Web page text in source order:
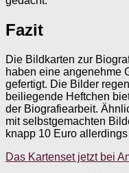
Fazit
Die Bildkarten zur
haben eine angenehme
gefertigt. Die Bilder
beiliegende Heftchen
der Biografiearbeit.
mit selbstgemachten
knapp 10 Euro
Das Kartenset jetzt bei